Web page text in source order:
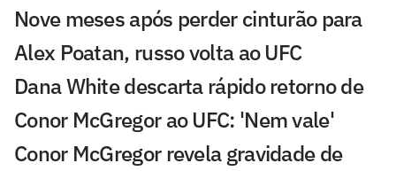
Nove meses após perder cinturão para
Alex Poatan, russo volta ao UFC
Dana White descarta rápido retorno de
Conor McGregor ao UFC: 'Nem vale'
Conor McGregor revela gravidade de